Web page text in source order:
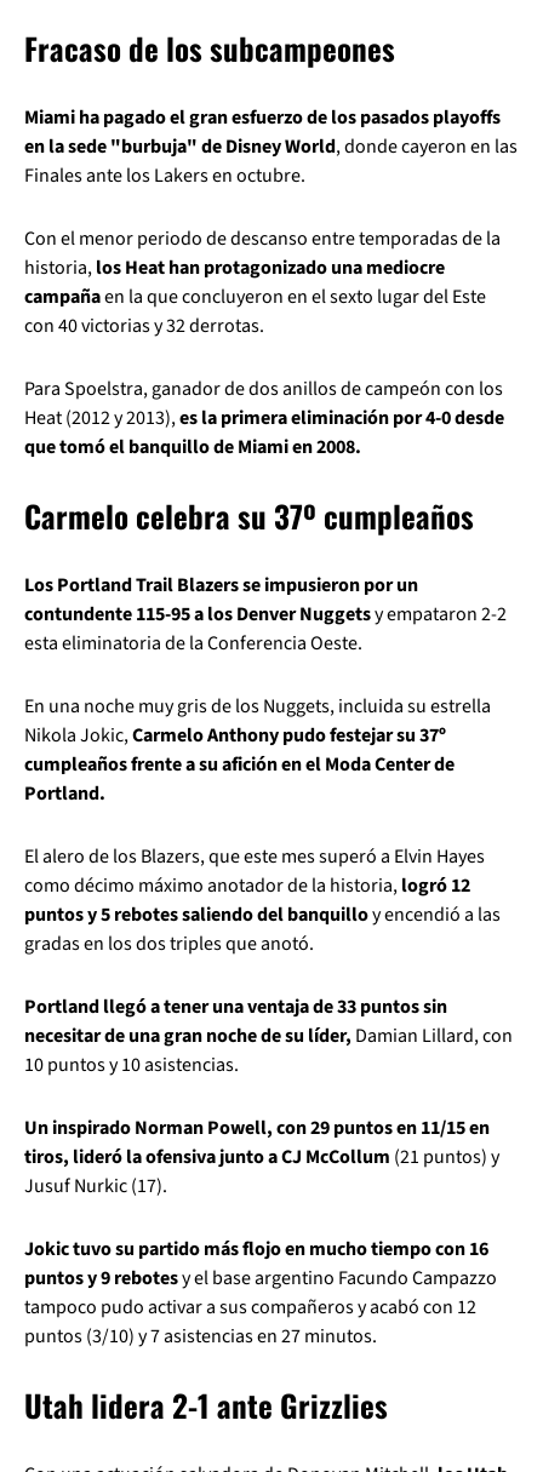
Fracaso de los subcampeones
Miami ha pagado el gran esfuerzo de los pasados playoffs
en la sede "burbuja" de Disney World, donde cayeron en las
Finales ante los Lakers en octubre.
Con el menor periodo de descanso entre temporadas de la
historia,los Heat han protagonizado una mediocre
campañaen la que concluyeron en el sexto lugar del Este
con 40 victorias y 32 derrotas.
Para Spoelstra, ganador de dos anillos de campeón con los
Heat (2012 y 2013),es la primera eliminación por 4-0 desde
que tomó el banquillo de Miami en 2008.
Carmelo celebra su 37º cumpleaños
Los Portland Trail Blazers se impusieron por un
contundente 115-95 a los Denver Nuggetsy empataron 2-2
esta eliminatoria de la Conferencia Oeste.
En una noche muy gris de los Nuggets, incluida su estrella
Nikola Jokic,Carmelo Anthony pudo festejar su 37º
cumpleaños frente a su afición en el Moda Center de
Portland.
El alero de los Blazers, que este mes superó a Elvin Hayes
como décimo máximo anotador de la historia,logró 12
puntos y 5 rebotes saliendo del banquilloy encendió a las
gradas en los dos triples que anotó.
Portland llegó a tener una ventaja de 33 puntos sin
necesitar de una gran noche de su líder, Damian Lillard, con
10 puntos y 10 asistencias.
Un inspirado Norman Powell, con 29 puntos en 11/15 en
tiros, lideró la ofensiva junto a CJ McCollum (21 puntos) y
Jusuf Nurkic (17).
Jokic tuvo su partido más flojo en mucho tiempo con 16
puntos y 9 rebotesy el base argentino Facundo Campazzo
tampoco pudo activar a sus compañeros y acabó con 12
puntos (3/10) y 7 asistencias en 27 minutos.
Utah lidera 2-1 ante Grizzlies